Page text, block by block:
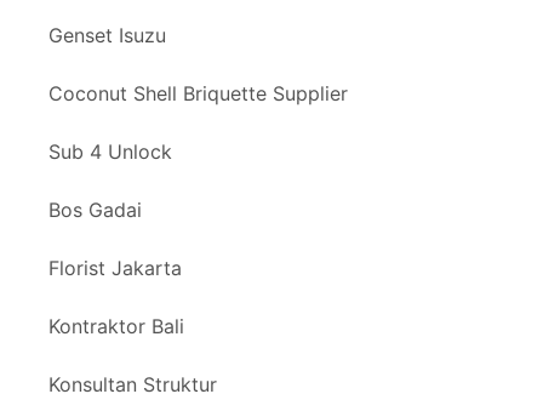
Genset Isuzu
Coconut Shell Briquette Supplier
Sub 4 Unlock
Bos Gadai
Florist Jakarta
Kontraktor Bali
Konsultan Struktur